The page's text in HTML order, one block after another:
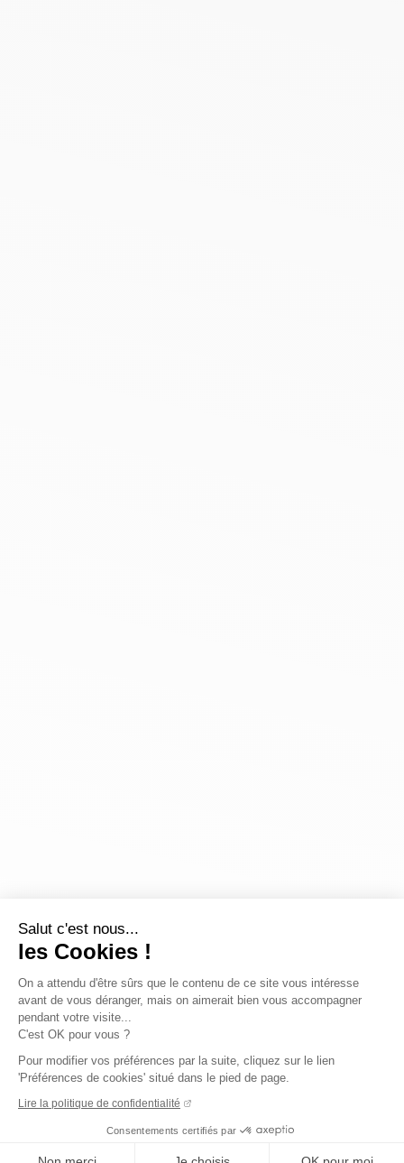
Salut c'est nous...
les Cookies !
On a attendu d'être sûrs que le contenu de ce site vous intéresse
avant de vous déranger, mais on aimerait bien vous accompagner
pendant votre visite...
C'est OK pour vous ?
Pour modifier vos préférences par la suite, cliquez sur le lien
'Préférences de cookies' situé dans le pied de page.
Lire la politique de confidentialité
Consentements certifiés par